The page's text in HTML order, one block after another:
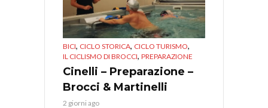
BICI, CICLO STORICA, CICLO TURISMO,
IL CICLISMO DI BROCCI, PREPARAZIONE
Cinelli – Preparazione –
Brocci & Martinelli
2 giorni ago